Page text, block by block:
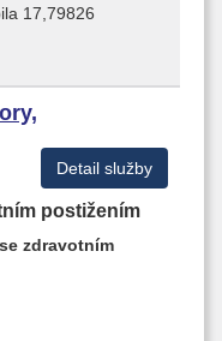
17,79826
Detail služby
postižením
zdravotním